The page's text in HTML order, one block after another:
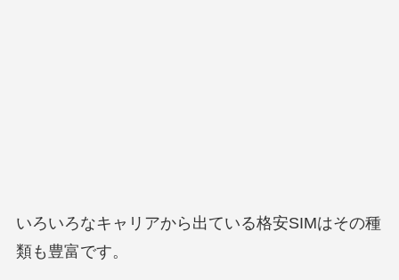
いろいろなキャリアから出ている格安SIMはその種
類も豊富です。